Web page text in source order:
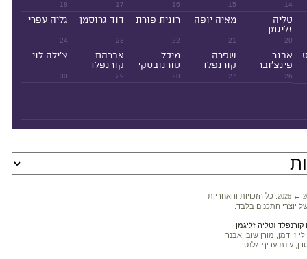
14
15
16
17
18
20
טליה
זליגמן
21
מאיה יופה
22
רונית פורת
23
דוד גרוסמן
24
גליה עפרי
26
אבנר
פינצ'ובר
27
שפרה
קורנפלד
28
מיכל
טורנובסקי
29
אברהם
קורנפלד
30
צ'ילה לוי
2026 ←
. כל הזכויות והאחריות
יוצרי התכנים בלבד.
וטליה זליגמן
זיידמן, מורן שוב, אבנר
עינת עריף-גלנטי